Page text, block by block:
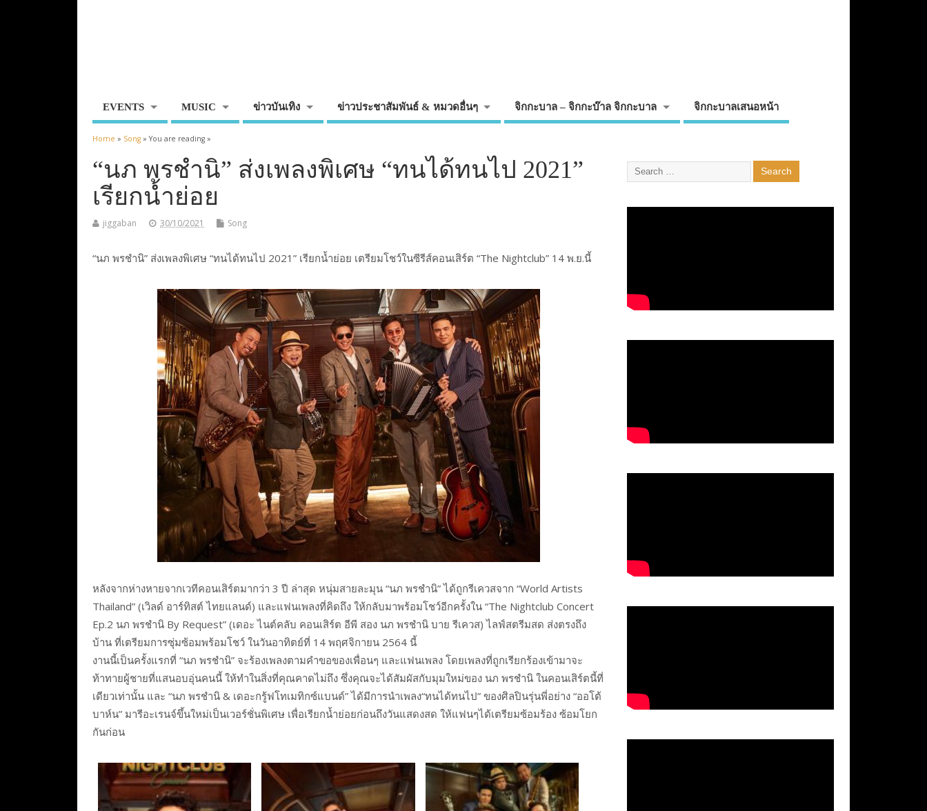
EVENTS MUSIC ข่าวบันเทิง ข่าวประชาสัมพันธ์ & หมวดอื่นๆ จิกกะบาล – จิกกะบ๊าล จิกกะบาล จิกกะบาลเสนอหน้า
Home » Song » You are reading »
“นภ พรชำนิ” ส่งเพลงพิเศษ “ทนได้ทนไป 2021”
เรียกน้ำย่อย
jiggaban 30/10/2021 Song
“นภ พรชำนิ” ส่งเพลงพิเศษ “ทนได้ทนไป 2021” เรียกน้ำย่อย เตรียมโชว์ในซีรีส์คอนเสิร์ต “The Nightclub” 14 พ.ย.นี้
หลังจากห่างหายจากเวทีคอนเสิร์ตมากว่า 3 ปี ล่าสุด หนุ่มสายละมุน “นภ พรชำนิ” ได้ถูกรีเควสจาก “World Artists
Thailand” (เวิลด์ อาร์ทิสต์ ไทยแลนด์) และแฟนเพลงที่คิดถึง ให้กลับมาพร้อมโชว์อีกครั้งใน “The Nightclub Concert
Ep.2 นภ พรชำนิ By Request” (เดอะ ไนต์คลับ คอนเสิร์ต อีพี สอง นภ พรชำนิ บาย รีเควส) ไลฟ์สตรีมสด ส่งตรงถึง
บ้าน ที่เตรียมการซุ่มซ้อมพร้อมโชว์ ในวันอาทิตย์ที่ 14 พฤศจิกายน 2564 นี้
งานนี้เป็นครั้งแรกที่ “นภ พรชำนิ” จะร้องเพลงตามคำขอของเพื่อนๆ และแฟนเพลง โดยเพลงที่ถูกเรียกร้องเข้ามาจะ
ท้าทายผู้ชายที่แสนอบอุ่นคนนี้ ให้ทำในสิ่งที่คุณคาดไม่ถึง ซึ่งคุณจะได้สัมผัสกับมุมใหม่ของ นภ พรชำนิ ในคอนเสิร์ตนี้ที่
เดียวเท่านั้น และ “นภ พรชำนิ & เดอะกรู้ฟโทเมทิกซ์แบนด์” ได้มีการนำเพลง“ทนได้ทนไป” ของศิลปินรุ่นพี่อย่าง “ออโต้
บาห์น” มารีอะเรนจ์ขึ้นใหม่เป็นเวอร์ชั่นพิเศษ เพื่อเรียกน้ำย่อยก่อนถึงวันแสดงสด ให้แฟนๆได้เตรียมซ้อมร้อง ซ้อมโยก
กันก่อน